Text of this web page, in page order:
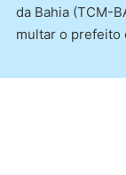
da Bahia (TCM-
multar o prefeito